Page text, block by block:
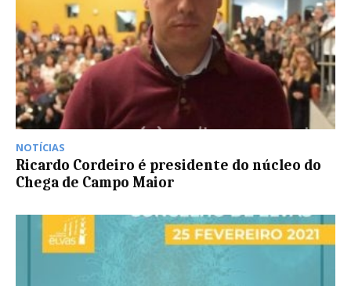
NOTÍCIAS
Ricardo Cordeiro é presidente do núcleo do
Chega de Campo Maior